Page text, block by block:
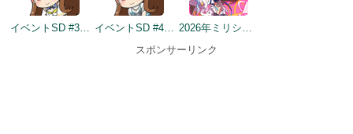
イベントSD #358 イベントSD #432
2026年ミリシタ9周年カウントダウン（1日前）
スポンサーリンク